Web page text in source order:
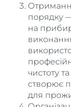
порядку
на
чистоту
створює
для